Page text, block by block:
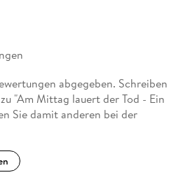
abgegeben. Schreiben
"Am Mittag lauert der Tod - Ein
Sie damit anderen bei der